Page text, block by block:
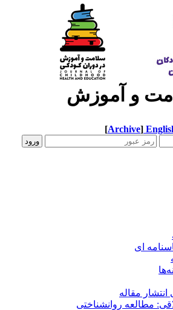
و آموزش
[Archive]
ای
مقاله
مطالعه روانشناختی